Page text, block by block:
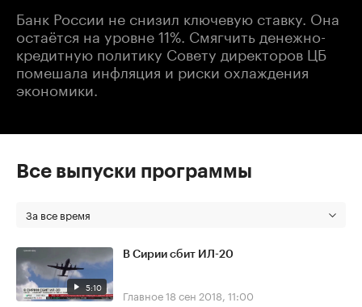
Банк России не снизил ключевую ставку. Она
остаётся на уровне 11%. Смягчить денежно-
кредитную политику Совету директоров ЦБ
помешала инфляция и риски охлаждения
экономики.
Все выпуски программы
За все время
5:10
В Сирии сбит ИЛ-20
Главное18 сен 2018, 11:00